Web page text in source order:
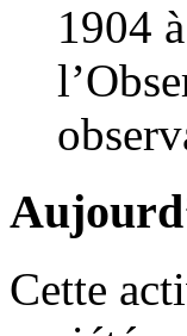
1904
Cette